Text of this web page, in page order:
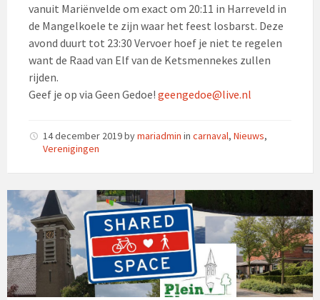
vanuit Mariënvelde om exact om 20:11 in Harreveld in
de Mangelkoele te zijn waar het feest losbarst. Deze
avond duurt tot 23:30 Vervoer hoef je niet te regelen
want de Raad van Elf van de Ketsmennekes zullen
rijden.
Geef je op via Geen Gedoe! geengedoe@live.nl
14 december 2019bymariadmin in carnaval, Nieuws,
Verenigingen